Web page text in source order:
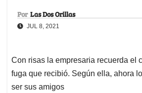
Por Las Dos Orillas
JUL 8, 2021
Con risas la empresaria recuerda el
fuga que recibió. Según ella, ahora
ser sus amigos